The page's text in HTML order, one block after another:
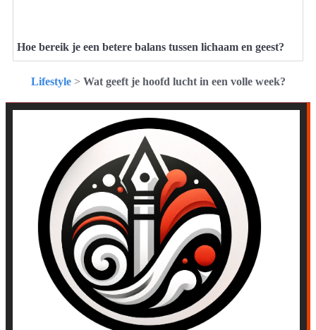
Hoe bereik je een betere balans tussen lichaam en geest?
Lifestyle> Wat geeft je hoofd lucht in een volle week?